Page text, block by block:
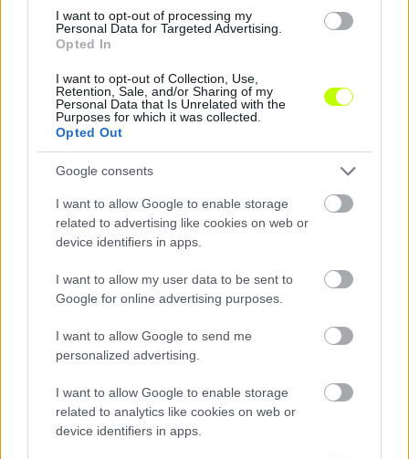
I want to opt-out of processing my
Personal Data for Targeted Advertising.
Opted In
I want to opt-out of Collection, Use,
Retention, Sale, and/or Sharing of my
Personal Data that Is Unrelated with the
Purposes for which it was collected.
Opted Out
Google consents
I want to allow Google to enable storage
related to advertising like cookies on web or
device identifiers in apps.
I want to allow my user data to be sent to
Google for online advertising purposes.
I want to allow Google to send me
personalized advertising.
I want to allow Google to enable storage
related to analytics like cookies on web or
device identifiers in apps.
Dzsudzsák fejese döntött: Loki-győzelem a keleti
rangadón
A Debrecen két vereség után megszerezte első győzelmét az OTP
Bank Liga 2026/27-es szezonjában.
Hírek